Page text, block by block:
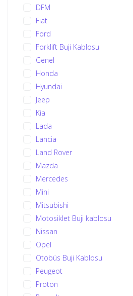
DFM
Fiat
Ford
Forklift Buji Kablosu
Genel
Honda
Hyundai
Jeep
Kia
Lada
Lancia
Land Rover
Mazda
Mercedes
Mini
Mitsubishi
Motosiklet Buji kablosu
Nissan
Opel
Otobüs Buji Kablosu
Peugeot
Proton